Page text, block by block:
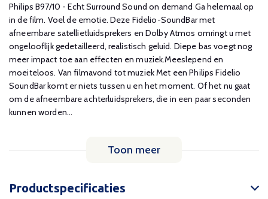
Philips B97/10 - Echt Surround Sound on demand Ga helemaal op
in de film. Voel de emotie. Deze Fidelio-SoundBar met
afneembare satellietluidsprekers en Dolby Atmos omringt u met
ongelooflijk gedetailleerd, realistisch geluid. Diepe bas voegt nog
meer impact toe aan effecten en muziek.Meeslepend en
moeiteloos. Van filmavond tot muziek Met een Philips Fidelio
SoundBar komt er niets tussen u en het moment. Of het nu gaat
om de afneembare achterluidsprekers, die in een paar seconden
kunnen worden...
Toon meer
Productspecificaties